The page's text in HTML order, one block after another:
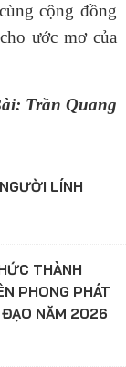
cộng đồng
ước mơ của
Trần Quang
LÍNH
THÀNH
PHONG PHÁT
ĐẠO NĂM 2026